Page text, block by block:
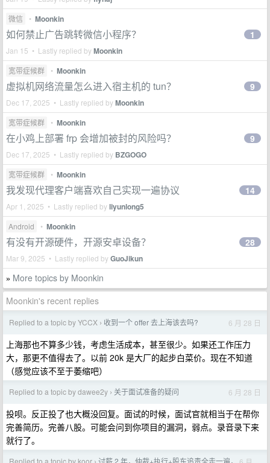
微信 • Moonkin
如何禁止广告跳转微信小程序？
Jan 15 • Lastly replied byMoonkin
1
宽带症候群 • Moonkin
虚拟机网络流量怎么进入宿主机的 tun？
Dec 17, 2025 • Lastly replied byMoonkin
9
宽带症候群 • Moonkin
在小鸡上部署 frp 会增加被封的风险吗？
Dec 17, 2025 • Lastly replied by BZGOGO
9
宽带症候群 • Moonkin
我发现代理客户端喜欢自己实现一遍协议
Apr 1, 2025 • Lastly replied byliyunlong5
14
Android • Moonkin
有没有开源硬件，开源安卓设备？
Mar 9, 2025 • Lastly replied byGuoJikun
28
» More topics by Moonkin
Moonkin's recent replies
Replied to a topic by YCCX › 收到一个 offer 去上海该去吗? 6 月 28 日
上海那也不算多少钱，考虑生活成本，甚至很少。如果还工作压力
大，那更不值得去了。以前 20k 是大厂的起步白菜价。现在不知道
（感觉应该不至于萎缩吧）
Replied to a topic by dawee2y › 关于面试准备的疑问 6 月 28 日
投呗。反正投了也大概没回复。面试的时候，面试官就相当于在帮你
完善简历。完善八股。可能会问到你项目的漏洞，弱点。录音录下来
就行了。
Replied to a topic by koor 讨薪 2 年，仲裁+执行+股东追责全走一遍，